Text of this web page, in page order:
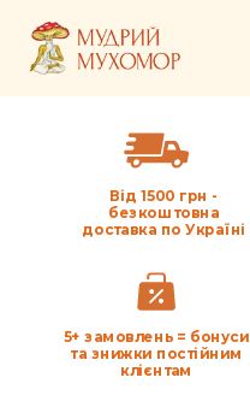
Від 1500 грн -
безкоштовна
доставка по Україні
5+ замовлень = бонуси
та знижки постійним
клієнтам